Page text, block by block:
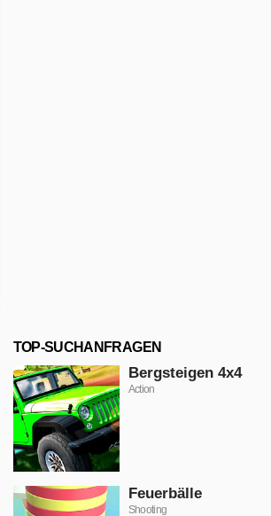
TOP-SUCHANFRAGEN
Bergsteigen 4x4
Action
Feuerbälle
Shooting